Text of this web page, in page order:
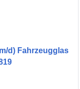
d) Fahrzeugglas